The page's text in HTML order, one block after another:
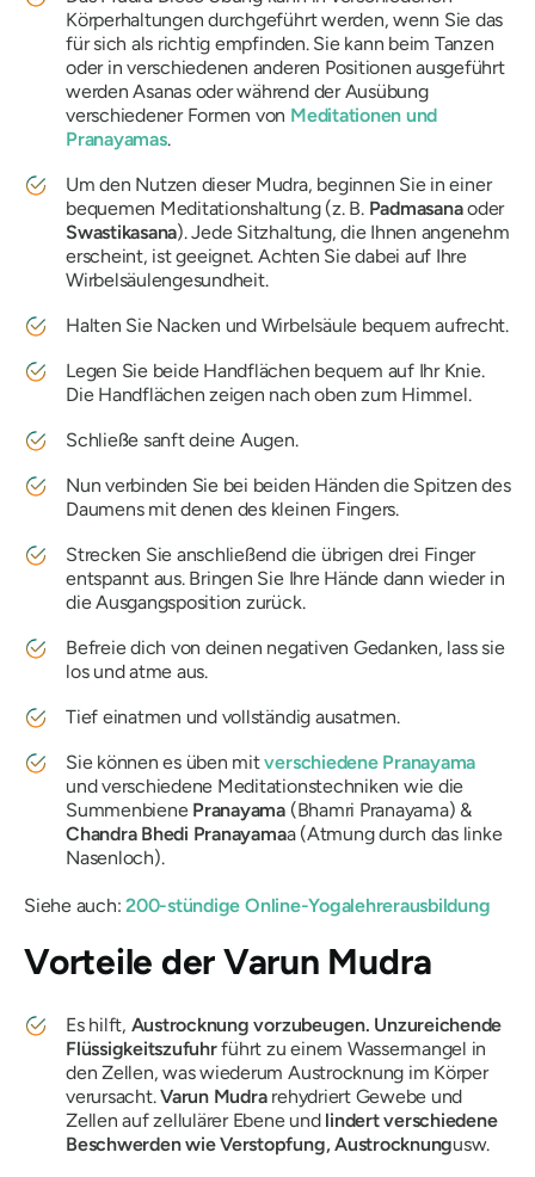
Körperhaltungen durchgeführt werden, wenn Sie das
für sich als richtig empfinden. Sie kann beim Tanzen
oder in verschiedenen anderen Positionen ausgeführt
werdenAsanasoder während der Ausübung
verschiedener Formen von Meditationen und
Pranayamas.
Um den Nutzen dieser Mudra, beginnen Sie in einer
bequemen Meditationshaltung (z. B. Padmasanaoder
Swastikasana). Jede Sitzhaltung, die Ihnen angenehm
erscheint, ist geeignet. Achten Sie dabei auf Ihre
Wirbelsäulengesundheit.
Halten Sie Nacken und Wirbelsäule bequem aufrecht.
Legen Sie beide Handflächen bequem auf Ihr Knie.
Die Handflächen zeigen nach oben zum Himmel.
Schließe sanft deine Augen.
Nun verbinden Sie bei beiden Händen die Spitzen des
Daumens mit denen des kleinen Fingers.
Strecken Sie anschließend die übrigen drei Finger
entspannt aus. Bringen Sie Ihre Hände dann wieder in
die Ausgangsposition zurück.
Befreie dich von deinen negativen Gedanken, lass sie
los und atme aus.
Tief einatmen und vollständig ausatmen.
Sie können es üben mitverschiedene Pranayama
und verschiedene Meditationstechniken wie die
Summenbiene Pranayama(Bhamri Pranayama) &
Chandra Bhedi Pranayamaa (Atmung durch das linke
Nasenloch).
Siehe auch:200-stündige Online-Yogalehrerausbildung
Vorteile derVarun Mudra
Es hilft, Austrocknung vorzubeugen. Unzureichende
Flüssigkeitszufuhrführt zu einem Wassermangel in
den Zellen, was wiederum Austrocknung im Körper
verursacht.Varun Mudrarehydriert Gewebe und
Zellen auf zellulärer Ebene und lindert verschiedene
Beschwerden wie Verstopfung, Austrocknungusw.